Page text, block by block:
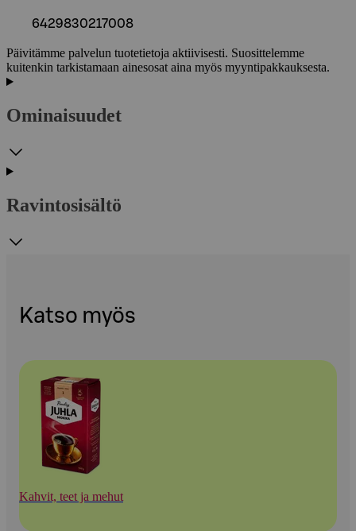
6429830217008
Päivitämme palvelun tuotetietoja aktiivisesti. Suosittelemme
kuitenkin tarkistamaan ainesosat aina myös myyntipakkauksesta.
Ominaisuudet
Ravintosisältö
Katso myös
Kahvit, teet ja mehut